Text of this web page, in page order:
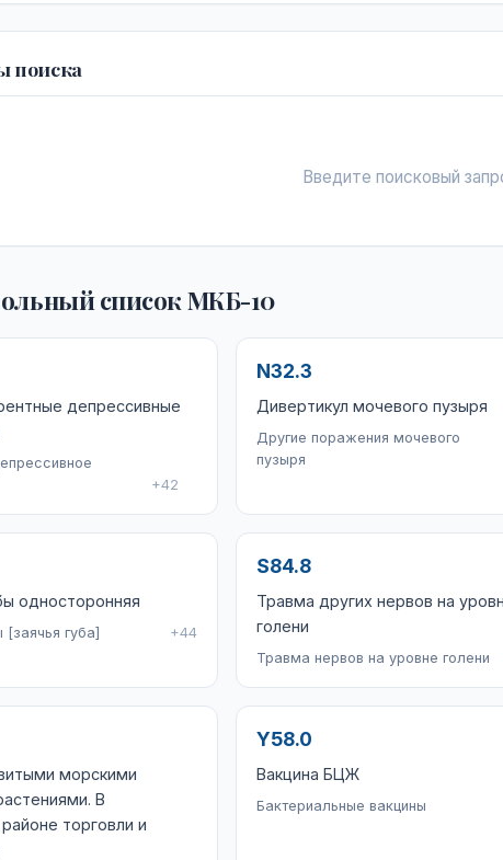
поиска
Введите поисковый
список МКБ-10
депрессивные
+42
N32.3
Дивертикул мочевого пузыря
Другие поражения мочевого
пузыря
односторонняя
губа] +44
S84.8
Травма других нервов на
голени
Травма нервов на уровне голени
морскими
В
торговли и
Y58.0
Вакцина БЦЖ
Бактериальные вакцины